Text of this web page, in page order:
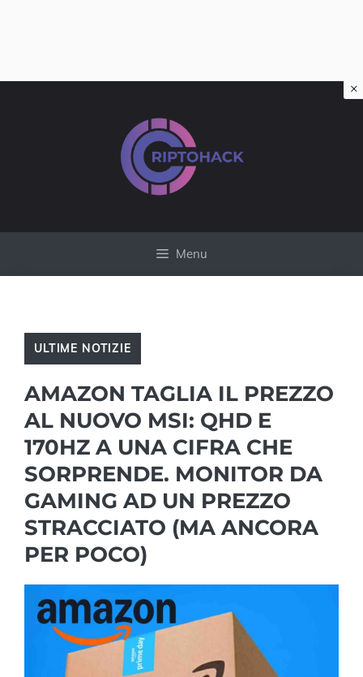
Menu
ULTIME NOTIZIE
AMAZON TAGLIA IL PREZZO
AL NUOVO MSI: QHD E
170HZ A UNA CIFRA CHE
SORPRENDE. MONITOR DA
GAMING AD UN PREZZO
STRACCIATO (MA ANCORA
PER POCO)
×